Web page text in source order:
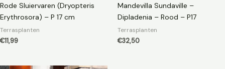
Rode Sluiervaren (Dryopteris
Erythrosora) – P 17 cm
Terrasplanten
€11,99
Mandevilla Sundaville –
Dipladenia – Rood – P17
Terrasplanten
€32,50